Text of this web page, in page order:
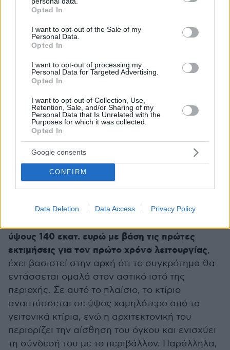
grant or deny consent to Google and its third-party tags to
use your data for below specified purposes in below Google
consent section.
Opted In
I want to opt-out of the Sale of my
Personal Data.
Opted In
I want to opt-out of processing my
Personal Data for Targeted Advertising.
Opted In
I want to opt-out of Collection, Use,
Retention, Sale, and/or Sharing of my
Personal Data that Is Unrelated with the
Purposes for which it was collected.
Opted In
Google consents
CONFIRM
Data Deletion Data Access Privacy Policy
Ο σχεδιασμός του Project VORIA, που
ύψους 140 εκατ. ευρώ με βάση τις πρώτες
εκτιμήσεις για τον πρώτο χρόνο λειτουργίας,
έχει βασιστεί στην αρχή ότι το συγκρότημα θα
εντάσσεται ομαλά στον αστικό ιστό της
περιοχής. Σε αυτό το πλαίσιο, το κτίριο
αναπτύσσεται σε ύψος χαμηλότερο από τα
γειτονικά κτίρια, ενώ η αρχιτεκτονική του
περιορίζει την αίσθηση του όγκου και ενισχύει
τη σύνδεσή του με το περιβάλλον. Παράλληλα,